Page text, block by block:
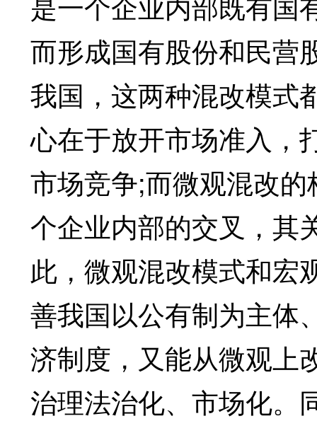
而形成国有股份和民营
我国，这两种混改模式
心在于放开市场准入，
市场竞争;而微观混改
个企业内部的交叉，其
此，微观混改模式和宏
善我国以公有制为主体
济制度，又能从微观上
治理法治化、市场化。